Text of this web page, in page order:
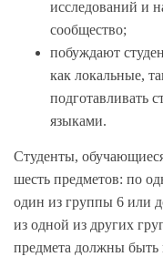
исследований и
сообщество;
побуждают
как локальные,
подготавливать
языками.
Студенты,
шесть предметов: по
один из группы 6 или
из одной из других
предмета должны